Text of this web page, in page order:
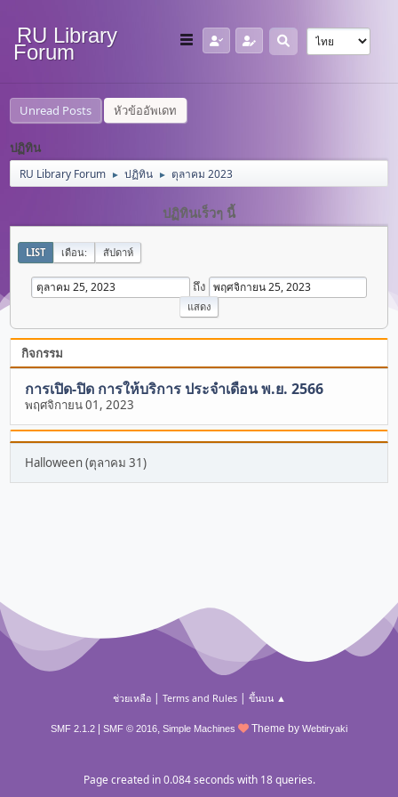
RU Library
Forum
Unread Posts หัวข้ออัพเดท
ปฏิทิน
RU Library Forum ► ปฏิทิน ► ตุลาคม 2023
ปฏิทินเร็วๆ นี้
LIST เดือน: สัปดาห์
ถึง
กิจกรรม
การเปิด-ปิด การให้บริการ ประจำเดือน พ.ย. 2566
พฤศจิกายน 01, 2023
Halloween (ตุลาคม 31)
ช่วยเหลือ| Terms and Rules| ขึ้นบน ▲
SMF 2.1.2 SMF © 2016, Simple Machines Theme by Webtiryaki
Page created in 0.084 seconds with 18 queries.